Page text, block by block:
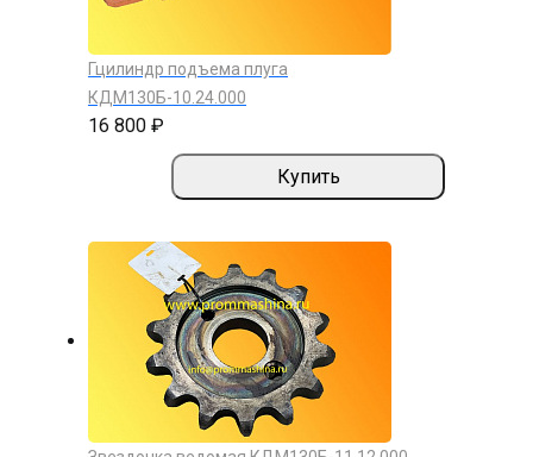
Гцилиндр подъема плуга
КДМ130Б-10.24.000
16 800 ₽
Купить